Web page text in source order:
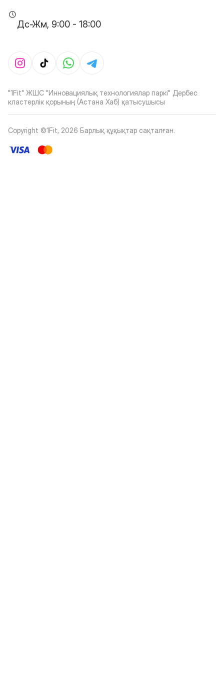
Дс-Жм, 9:00 - 18:00
"1Fit" ЖШС "Инновациялық технологиялар паркі" Дербес
кластерлік қорының (Астана Хаб) қатысушысы
Copyright ©1Fit, 2026 Барлық құқықтар сақталған.